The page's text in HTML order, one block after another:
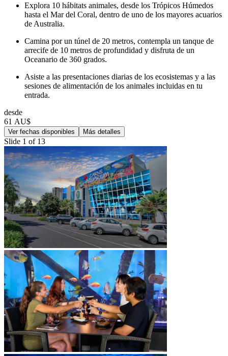
Explora 10 hábitats animales, desde los Trópicos Húmedos
hasta el Mar del Coral, dentro de uno de los mayores acuarios
de Australia.
Camina por un túnel de 20 metros, contempla un tanque de
arrecife de 10 metros de profundidad y disfruta de un
Oceanario de 360 grados.
Asiste a las presentaciones diarias de los ecosistemas y a las
sesiones de alimentación de los animales incluidas en tu
entrada.
desde
61 AU$
Ver fechas disponibles Más detalles
Slide 1 of 13